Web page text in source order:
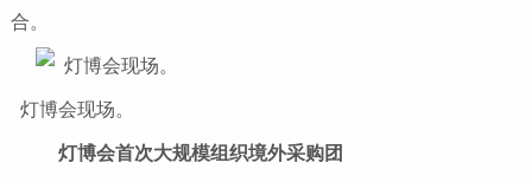
合。
灯博会现场。
灯博会首次大规模组织境外采购团